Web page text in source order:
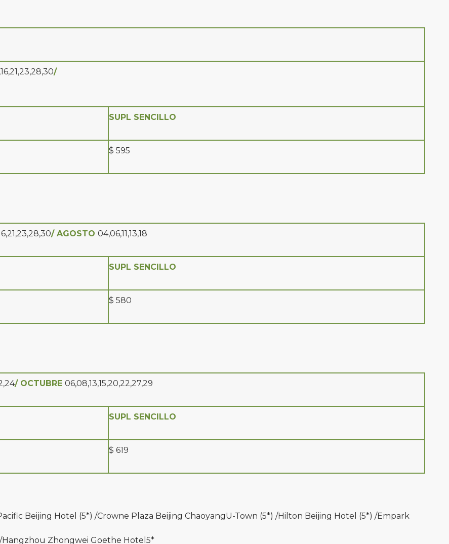
/
SUPL SENCILLO
$ 595
/ AGOSTO 04,06,11,13,18
SUPL SENCILLO
$ 580
/ OCTUBRE 06,08,13,15,20,22,27,29
SUPL SENCILLO
$ 619
Beijing Hotel (5*) /Crowne Plaza Beijing ChaoyangU-Town (5*) /Hilton Beijing Hotel (5*) /Empark
Zhongwei Goethe Hotel5*